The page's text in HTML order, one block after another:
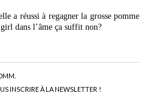
a réussi à regagner la grosse pomme
dans l’âme ça suffit non?
INSCRIRE À LA NEWSLETTER !